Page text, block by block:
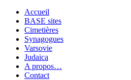
Accueil
BASE sites
Cimetières
Synagogues
Varsovie
Judaica
A propos…
Contact